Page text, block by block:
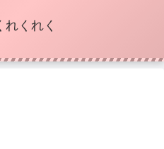
れくれく